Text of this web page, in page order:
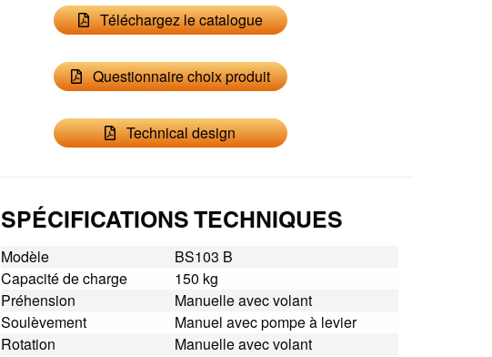
Téléchargez le catalogue
Questionnaire choix produit
Technical design
SPÉCIFICATIONS TECHNIQUES
Modèle
BS103 B
Capacité de charge
150 kg
Préhension
Manuelle avec volant
Soulèvement
Manuel avec pompe à levier
Rotation
Manuelle avec volant